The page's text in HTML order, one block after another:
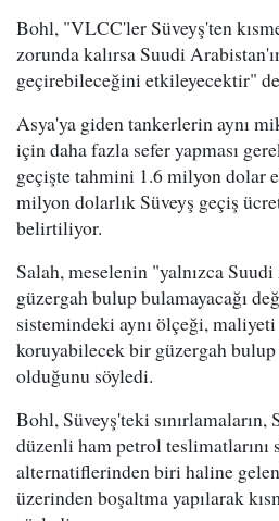
Bohl, "VLCC'ler Süveyş'ten
zorunda kalırsa Suudi
geçirebileceğini etkileyecektir"
Asya'ya giden tankerlerin aynı
için daha fazla sefer yapması
geçişte tahmini 1.6 milyon dolar
milyon dolarlık Süveyş geçiş
belirtiliyor.
Salah, meselenin "yalnızca
güzergah bulup bulamayacağı
sistemindeki aynı ölçeği,
koruyabilecek bir güzergah bulup
olduğunu söyledi.
Bohl, Süveyş'teki sınırlamaların,
düzenli ham petrol teslimatlarını
alternatiflerinden biri haline
üzerinden boşaltma yapılarak